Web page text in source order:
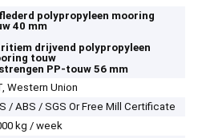
polypropyleen mooring
40 mm
drijvend polypropyleen
touw
PP-touw 56 mm
Western Union
/ ABS / SGS Or Free Mill Certificate
kg / week